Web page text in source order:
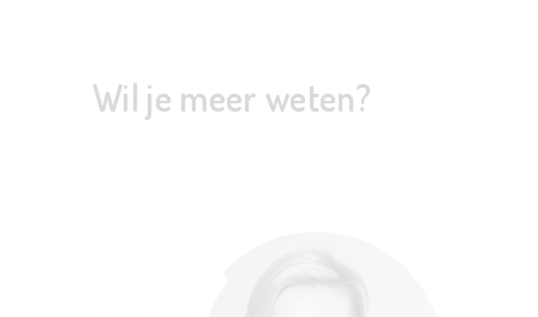
Wil je meer weten?